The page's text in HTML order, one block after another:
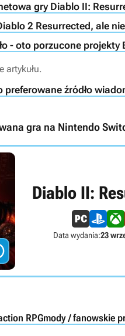
gry Diablo II:
2 Resurrected, ale
- oto porzucone projekty
artykułu.
preferowane źródło
gra na Nintendo
Diablo II:
Data wydania:23
RPGmody / fanowskie